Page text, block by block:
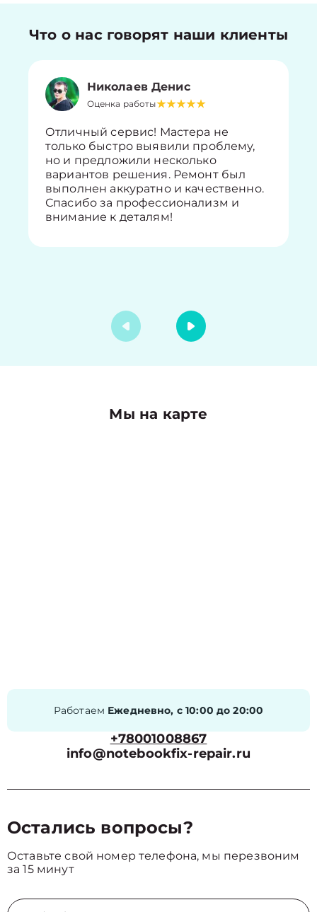
Что о нас говорят наши клиенты
Николаев Денис
Оценка работы
Отличный сервис! Мастера не
только быстро выявили проблему,
но и предложили несколько
вариантов решения. Ремонт был
выполнен аккуратно и качественно.
Спасибо за профессионализм и
внимание к деталям!
Мы на карте
Работаем Ежедневно, с 10:00 до 20:00
+78001008867
info@notebookfix-repair.ru
Остались вопросы?
Оставьте свой номер телефона, мы перезвоним
за 15 минут